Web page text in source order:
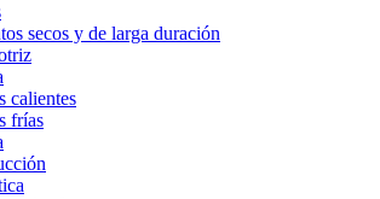
secos y de larga duración
calientes
frías